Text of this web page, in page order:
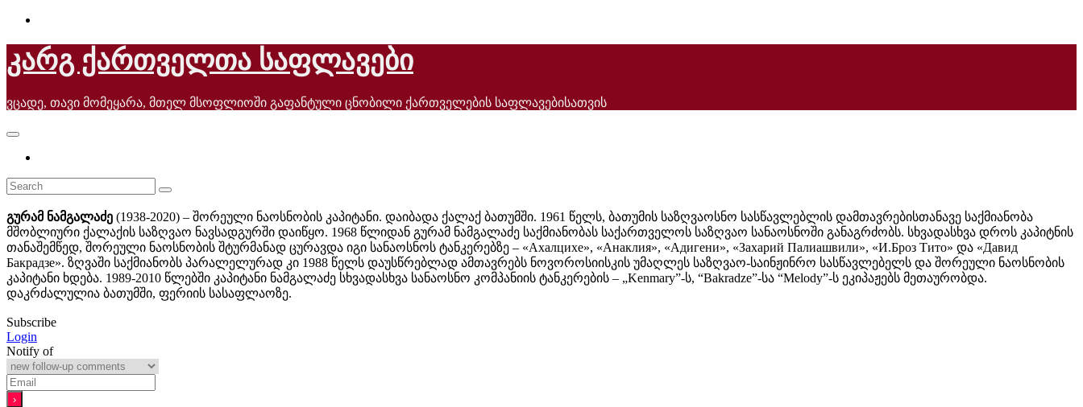
Skip
content
კარგ ქართველთა საფლავები
ვცადე, თავი მომეყარა, მთელ მსოფლიოში გაფანტული ცნობილი ქართველების საფლავებისათვის
გურამ ნამგალაძე (1938-2020) – შორეული ნაოსნობის კაპიტანი. დაიბადა ქალაქ ბათუმში. 1961 წელს, ბათუმის საზღვაოსნო სასწავლებლის დამთავრებისთანავე საქმიანობა
მშობლიური ქალაქის საზღვაო ნავსადგურში დაიწყო. 1968 წლიდან გურამ ნამგალაძე საქმიანობას საქართველოს საზღვაო სანაოსნოში განაგრძობს. სხვადასხვა დროს კაპიტნის
თანაშემწედ, შორეული ნაოსნობის შტურმანად ცურავდა იგი სანაოსნოს ტანკერებზე – «Ахалцихе», «Анаклия», «Адигени», «Захарий Палиашвили», «И.Броз Тито» და «Давид
Бакрадзе». ზღვაში საქმიანობს პარალელურად კი 1988 წელს დაუსწრებლად ამთავრებს ნოვოროსიისკის უმაღლეს საზღვაო-საინჟინრო სასწავლებელს და შორეული ნაოსნობის
კაპიტანი ხდება. 1989-2010 წლებში კაპიტანი ნამგალაძე სხვადასხვა სანაოსნო კომპანიის ტანკერების – „Kenmary”-ს, “Bakradze”-სა “Melody”-ს ეკიპაჟებს მეთაურობდა.
დაკრძალულია ბათუმში, ფერიის სასაფლაოზე.
Subscribe
Login
Notify of